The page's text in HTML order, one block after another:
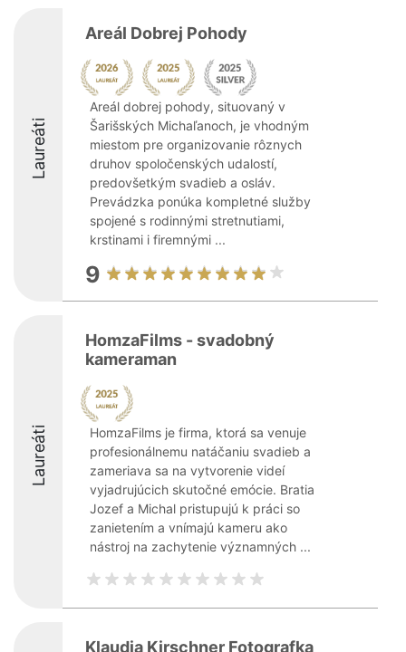
Laureáti
Areál Dobrej Pohody
Areál dobrej pohody, situovaný v
Šarišských Michaľanoch, je vhodným
miestom pre organizovanie rôznych
druhov spoločenských udalostí,
predovšetkým svadieb a osláv.
Prevádzka ponúka kompletné služby
spojené s rodinnými stretnutiami,
krstinami i firemnými ...
9
Laureáti
HomzaFilms - svadobný
kameraman
HomzaFilms je firma, ktorá sa venuje
profesionálnemu natáčaniu svadieb a
zameriava sa na vytvorenie videí
vyjadrujúcich skutočné emócie. Bratia
Jozef a Michal pristupujú k práci so
zanietením a vnímajú kameru ako
nástroj na zachytenie významných ...
Klaudia Kirschner Fotografka